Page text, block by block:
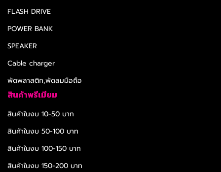
FLASH DRIVE
POWER BANK
SPEAKER
Cable charger
พัดพลาสติก,พัดลมมือถือ
สินค้าพรีเมียม
สินค้าในงบ 10-50 บาท
สินค้าในงบ 50-100 บาท
สินค้าในงบ 100-150 บาท
สินค้าในงบ 150-200 บาท